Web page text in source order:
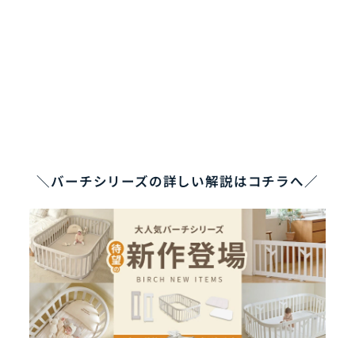
＼バーチシリーズの詳しい解説はコチラへ／